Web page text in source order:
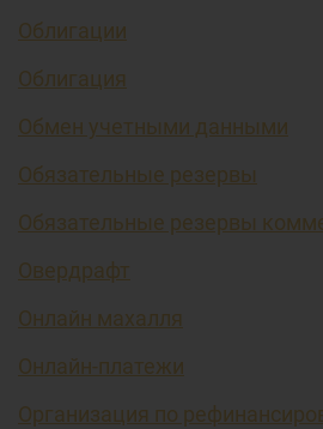
Облигации
Облигация
Обмен учетными данными
Обязательные резервы
Обязательные резервы
Овердрафт
Онлайн махалля
Онлайн-платежи
Организация по